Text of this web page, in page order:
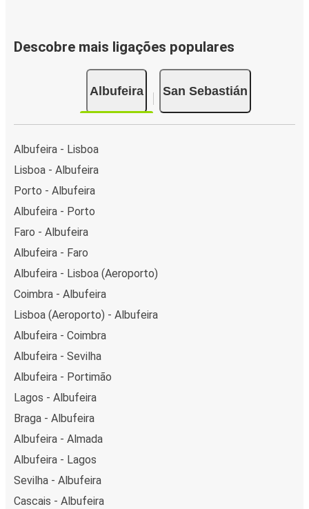
Descobre mais ligações populares
Albufeira San Sebastián
Albufeira - Lisboa
Lisboa - Albufeira
Porto - Albufeira
Albufeira - Porto
Faro - Albufeira
Albufeira - Faro
Albufeira - Lisboa (Aeroporto)
Coimbra - Albufeira
Lisboa (Aeroporto) - Albufeira
Albufeira - Coimbra
Albufeira - Sevilha
Albufeira - Portimão
Lagos - Albufeira
Braga - Albufeira
Albufeira - Almada
Albufeira - Lagos
Sevilha - Albufeira
Cascais - Albufeira